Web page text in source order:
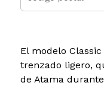
El modelo
trenzado ligero,
de Atama